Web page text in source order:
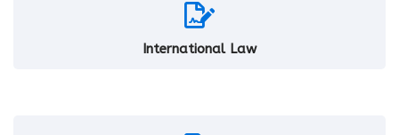
International Law